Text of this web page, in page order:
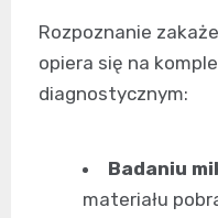
Rozpoznanie
opiera się na
diagnostycznym:
Badaniu
materiału